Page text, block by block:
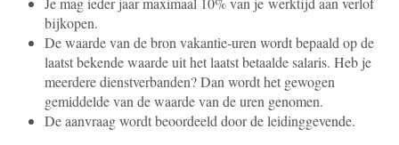
bijkopen.
De waarde van de bron vakantie-uren wordt bepaald op de
laatst bekende waarde uit het laatst betaalde salaris. Heb je
meerdere dienstverbanden? Dan wordt het gewogen
gemiddelde van de waarde van de uren genomen.
De aanvraag wordt beoordeeld door de leidinggevende.